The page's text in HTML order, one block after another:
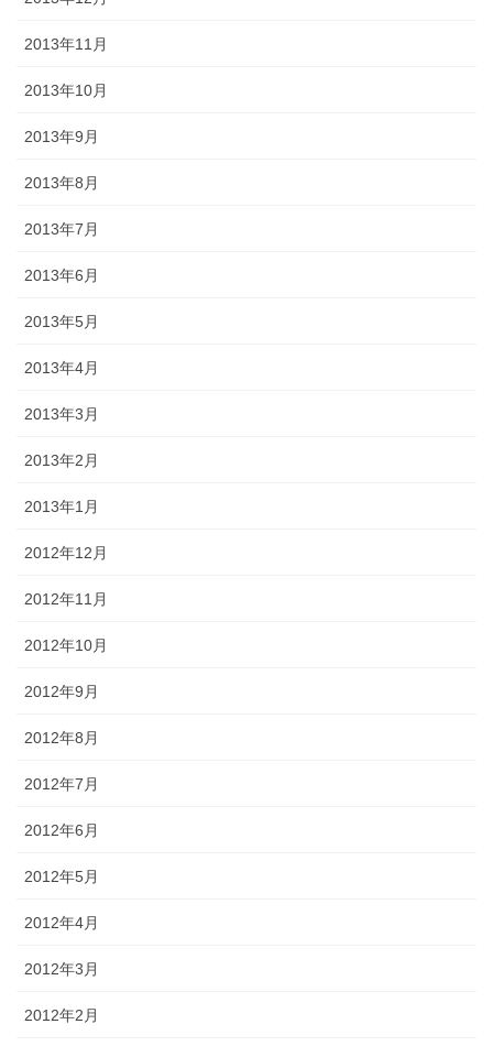
2013年11月
2013年10月
2013年9月
2013年8月
2013年7月
2013年6月
2013年5月
2013年4月
2013年3月
2013年2月
2013年1月
2012年12月
2012年11月
2012年10月
2012年9月
2012年8月
2012年7月
2012年6月
2012年5月
2012年4月
2012年3月
2012年2月